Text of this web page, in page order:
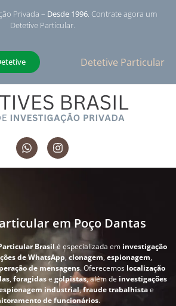
Privada – Desde 1996. Contrate agora um
Detetive Particular.
Detetive Particular
em Poço Dantas
Brasil é especializada em investigação
de WhatsApp, clonagem,espionagem,
de mensagens. Oferecemos localização
, foragidase golpistas, além de investigações
industrial,fraude trabalhistae
de funcionários.